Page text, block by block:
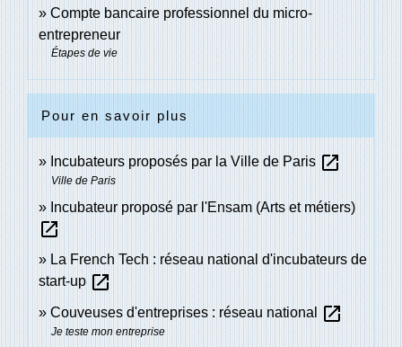
Compte bancaire professionnel du micro-
entrepreneur
Étapes de vie
Pour en savoir plus
Incubateurs proposés par la Ville de Paris open_in_new
Ville de Paris
Incubateur proposé par l'Ensam (Arts et métiers)
open_in_new
La French Tech : réseau national d'incubateurs de
start-up open_in_new
Couveuses d'entreprises : réseau national open_in_new
Je teste mon entreprise